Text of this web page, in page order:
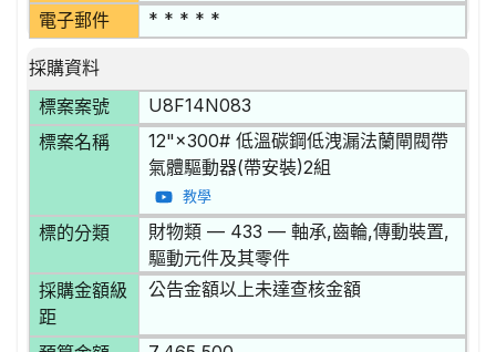
電子郵件 * * * * *
採購資料
標案案號
U8F14N083
標案名稱
12"×300# 低溫碳鋼低洩漏法蘭閘閥帶
氣體驅動器(帶安裝)2組
教學
標的分類
財物類 — 433 — 軸承,齒輪,傳動裝置,
驅動元件及其零件
採購金額級
距
公告金額以上未達查核金額